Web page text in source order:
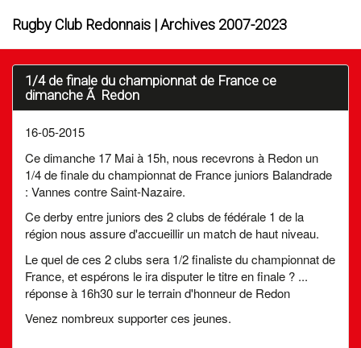
Rugby Club Redonnais | Archives 2007-2023
1/4 de finale du championnat de France ce
dimanche Ã Redon
16-05-2015
Ce dimanche 17 Mai à 15h, nous recevrons à Redon un
1/4 de finale du championnat de France juniors Balandrade
: Vannes contre Saint-Nazaire.
Ce derby entre juniors des 2 clubs de fédérale 1 de la
région nous assure d'accueillir un match de haut niveau.
Le quel de ces 2 clubs sera 1/2 finaliste du championnat de
France, et espérons le ira disputer le titre en finale ? ...
réponse à 16h30 sur le terrain d'honneur de Redon
Venez nombreux supporter ces jeunes.